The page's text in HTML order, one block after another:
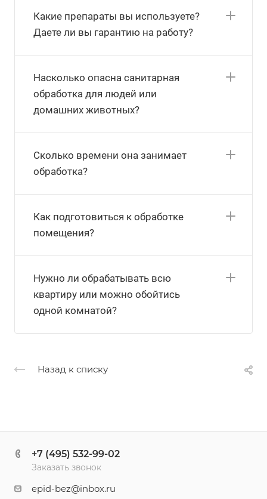
Какие препараты вы используете?
Даете ли вы гарантию на работу?
Насколько опасна санитарная
обработка для людей или
домашних животных?
Сколько времени она занимает
обработка?
Как подготовиться к обработке
помещения?
Нужно ли обрабатывать всю
квартиру или можно обойтись
одной комнатой?
Назад к списку
+7 (495) 532-99-02
Заказать звонок
epid-bez@inbox.ru